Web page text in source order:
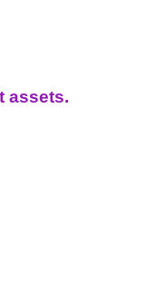
assets.